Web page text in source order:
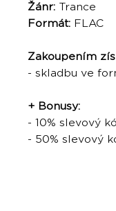
Žánr: Trance
Formát: FLAC
Zakoupením
- skladbu ve
+ Bonusy:
- 10% slevový
- 50% slevový